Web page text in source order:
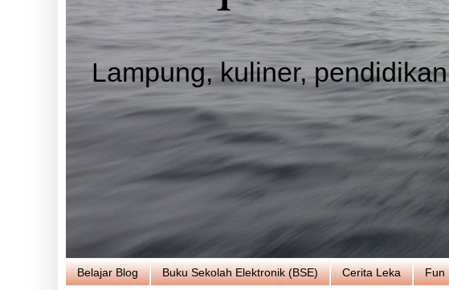
Lampung, kuliner,
Belajar Blog Buku Sekolah Elektronik (BSE) Cerita Leka Fun